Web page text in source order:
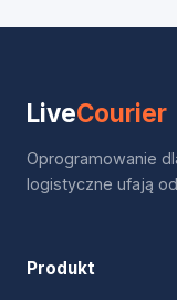
LiveCourier
Oprogramowanie
logistyczne ufają
Produkt